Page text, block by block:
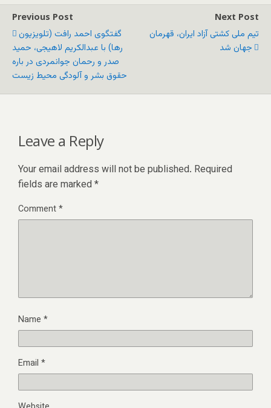
Previous Post
گفتگوی احمد رافت (تلویزیون
رها) با عبدالکریم لاهیجی، حمید
صدر و رحمان جوانمردی در باره
حقوق بشر و آلودگی محیط زیست
Next Post
تيم ملی کشتی آزاد ايران، قهرمان
جهان شد
Leave a Reply
Your email address will not be published. Required
fields are marked *
Comment*
Name *
Email *